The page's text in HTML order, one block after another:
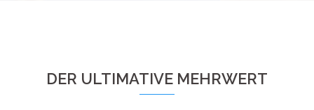
DER ULTIMATIVE MEHRWERT